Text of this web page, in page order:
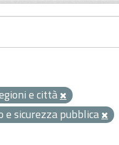
e città
e sicurezza pubblica